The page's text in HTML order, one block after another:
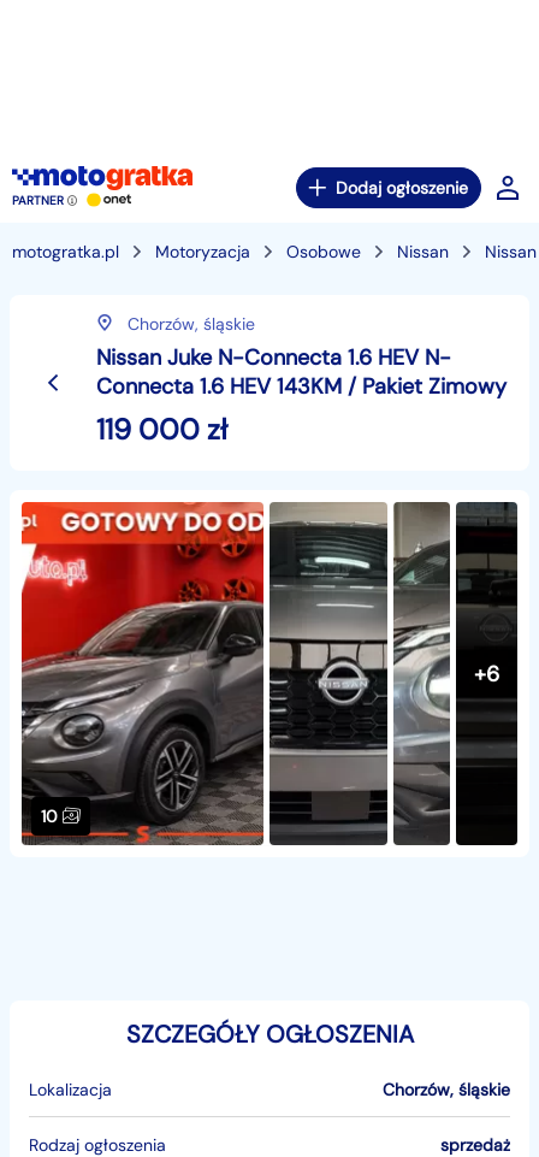
PARTNER
Dodaj ogłoszenie
motogratka.pl Motoryzacja Osobowe Nissan
Chorzów, śląskie
Nissan Juke N-Connecta 1.6 HEV N-
Connecta 1.6 HEV 143KM / Pakiet Zimowy
119 000zł
10
+6
SZCZEGÓŁY OGŁOSZENIA
Lokalizacja Chorzów, śląskie
Rodzaj ogłoszenia sprzedaż